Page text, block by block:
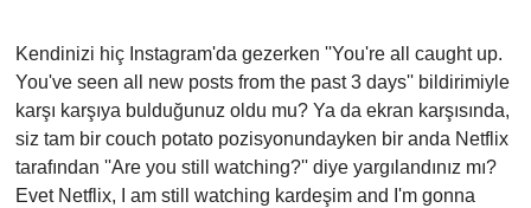
Kendinizi hiç Instagram'da gezerken ''You're all caught up.
You've seen all new posts from the past 3 days'' bildirimiyle
karşı karşıya bulduğunuz oldu mu? Ya da ekran karşısında,
siz tam bir couch potato pozisyonundayken bir anda Netflix
tarafından ''Are you still watching?'' diye yargılandınız mı?
Evet Netflix, I am still watching kardeşim and I'm gonna